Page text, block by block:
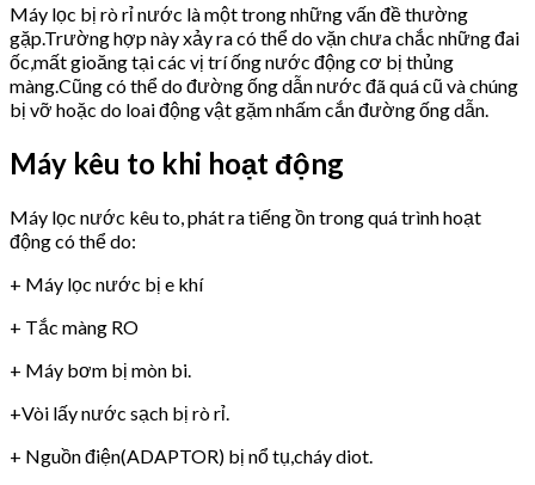
Máy lọc bị rò rỉ nước là một trong những vấn đề thường
gặp.Trường hợp này xảy ra có thể do vặn chưa chắc những đai
ốc,mất gioăng tại các vị trí ống nước động cơ bị thủng
màng.Cũng có thể do đường ống dẫn nước đã quá cũ và chúng
bị vỡ hoặc do loai động vật gặm nhấm cắn đường ống dẫn.
Máy kêu to khi hoạt động
Máy lọc nước kêu to, phát ra tiếng ồn trong quá trình hoạt
động có thể do:
+ Máy lọc nước bị e khí
+ Tắc màng RO
+ Máy bơm bị mòn bi.
+Vòi lấy nước sạch bị rò rỉ.
+ Nguồn điện(ADAPTOR) bị nổ tụ,cháy diot.